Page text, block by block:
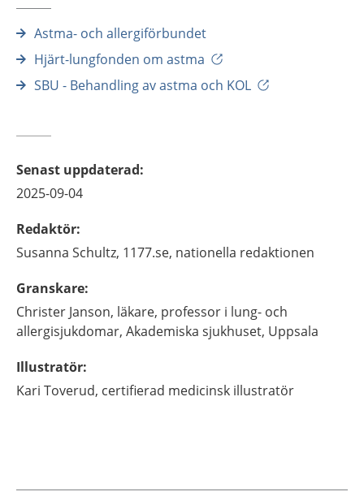
Astma- och allergiförbundet
Hjärt-lungfonden om astma
SBU - Behandling av astma och KOL
Senast uppdaterad:
2025-09-04
Redaktör:
Susanna Schultz, 1177.se, nationella redaktionen
Granskare:
Christer Janson, läkare, professor i lung- och
allergisjukdomar, Akademiska sjukhuset, Uppsala
Illustratör:
Kari Toverud, certifierad medicinsk illustratör